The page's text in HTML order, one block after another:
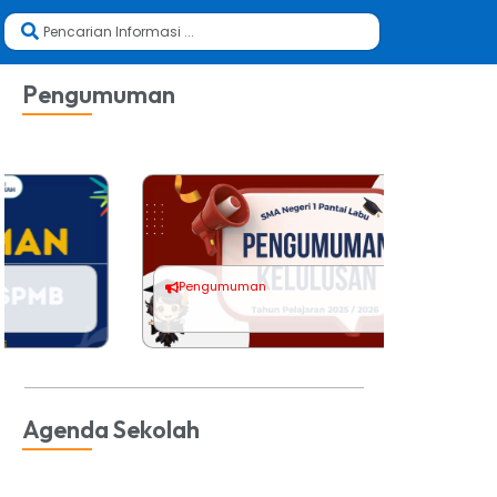
Pengumuman
.
Pengumuman
Agenda Sekolah